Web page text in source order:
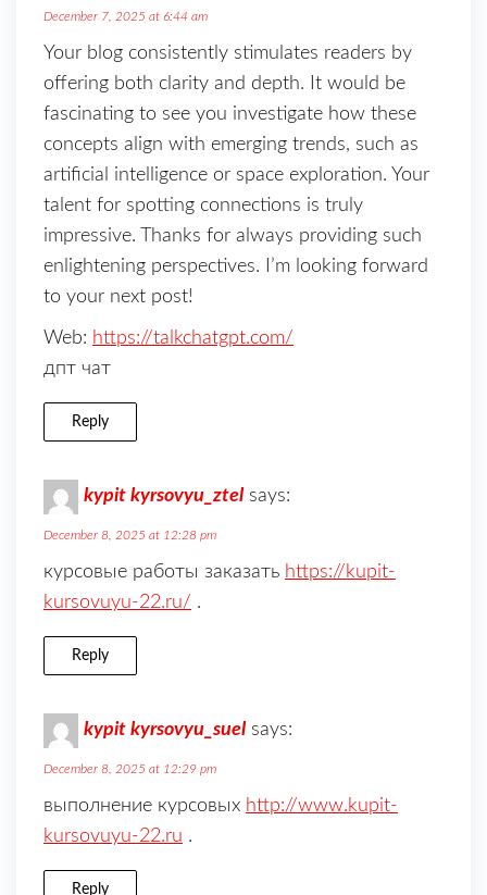
December 7, 2025 at 6:44 am
Your blog consistently stimulates readers by
offering both clarity and depth. It would be
fascinating to see you investigate how these
concepts align with emerging trends, such as
artificial intelligence or space exploration. Your
talent for spotting connections is truly
impressive. Thanks for always providing such
enlightening perspectives. I’m looking forward
to your next post!
Web: https://talkchatgpt.com/
дпт чат
Reply
kypit kyrsovyu_ztel says:
December 8, 2025 at 12:28 pm
курсовые работы заказать https://kupit-
kursovuyu-22.ru/ .
Reply
kypit kyrsovyu_suel says:
December 8, 2025 at 12:29 pm
выполнение курсовых http://www.kupit-
kursovuyu-22.ru .
Reply